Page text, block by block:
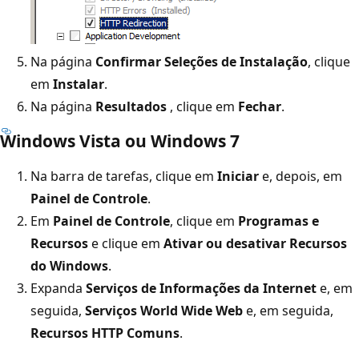
Na página Confirmar Seleções de Instalação, clique
em Instalar.
Na página Resultados , clique em Fechar.
Windows Vista ou Windows 7
Na barra de tarefas, clique em Iniciare, depois, em
Painel de Controle.
Em Painel de Controle, clique em Programas e
Recursose clique em Ativar ou desativar Recursos
do Windows.
Expanda Serviços de Informações da Internete, em
seguida, Serviços World Wide Webe, em seguida,
Recursos HTTP Comuns.